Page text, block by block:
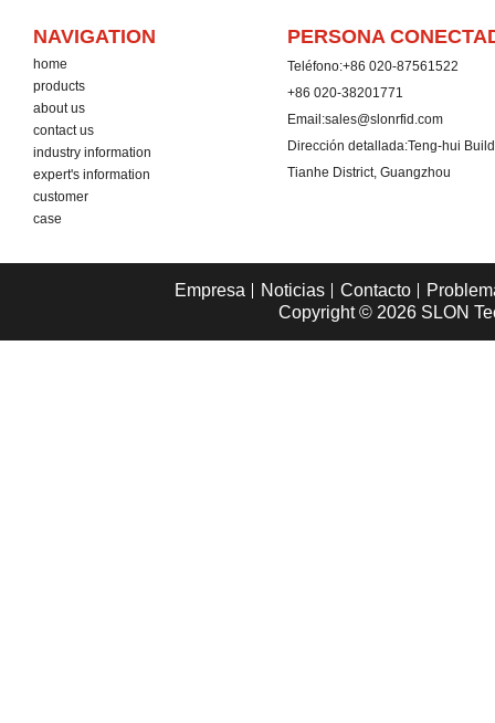
NAVIGATION
home
products
about us
contact us
industry information
expert's information
customer
case
PERSONA
Teléfono:+86 020-87561522
+86 020-38201771
Email:sales@slonrfid.com
Dirección detallada:Teng-hui
Tianhe District, Guangzhou
Empresa Noticias Contacto
Copyright © 2026 SLON